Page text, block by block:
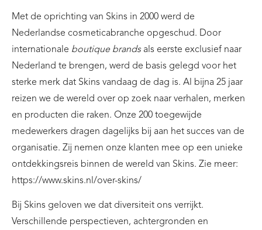
Met de oprichting van Skins in 2000 werd de
Nederlandse cosmeticabranche opgeschud. Door
internationale boutique brandsals eerste exclusief naar
Nederland te brengen, werd de basis gelegd voor het
sterke merk dat Skins vandaag de dag is. Al bijna 25 jaar
reizen we de wereld over op zoek naar verhalen, merken
en producten die raken. Onze 200 toegewijde
medewerkers dragen dagelijks bij aan het succes van de
organisatie. Zij nemen onze klanten mee op een unieke
ontdekkingsreis binnen de wereld van Skins. Zie meer:
https://www.skins.nl/over-skins/
Bij Skins geloven we dat diversiteit ons verrijkt.
Verschillende perspectieven, achtergronden en